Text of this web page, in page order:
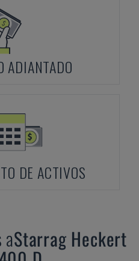
ADIANTADO
DE ACTIVOS
Starrag Heckert